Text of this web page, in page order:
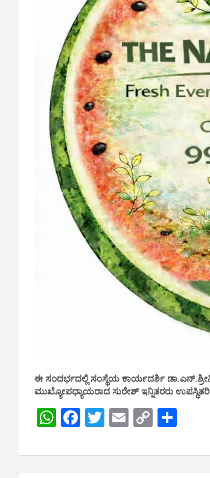
ಈ ಸಂದರ್ಭದಲ್ಲಿ ಸಂಸ್ಥೆಯ ಕಾರ್ಯದರ್ಶಿ
ಮುಖ್ಯೋಪಧ್ಯಾಯರಾದ ಸುರೇಶ್ ಇನ್ನಿತರರು
W
at
F
ce
T
tt
E
ail
C
py ar